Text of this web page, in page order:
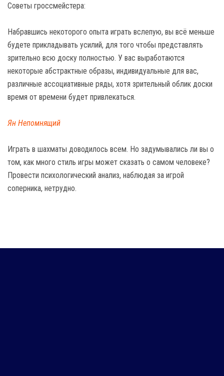
Советы гроссмейстера:
Набравшись некоторого опыта играть вслепую, вы всё меньше
будете прикладывать усилий, для того чтобы представлять
зрительно всю доску полностью. У вас выработаются
некоторые абстрактные образы, индивидуальные для вас,
различные ассоциативные ряды, хотя зрительный облик доски
время от времени будет привлекаться.
Ян Непомнящий
Играть в шахматы доводилось всем. Но задумывались ли вы о
том, как много стиль игры может сказать о самом человеке?
Провести психологический анализ, наблюдая за игрой
соперника, нетрудно.